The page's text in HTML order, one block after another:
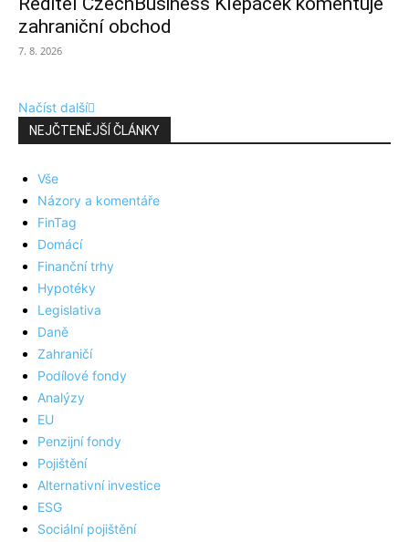
zahraniční obchod
7. 8. 2026
Načíst další
NEJČTENĚJŠÍ ČLÁNKY
Vše
Názory a komentáře
FinTag
Domácí
Finanční trhy
Hypotéky
Legislativa
Daně
Zahraničí
Podílové fondy
Analýzy
EU
Penzijní fondy
Pojištění
Alternativní investice
ESG
Sociální pojištění